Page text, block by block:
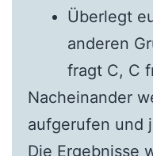
Überlegt
anderen
fragt C, C
Nacheinander
aufgerufen und
Die Ergebnisse